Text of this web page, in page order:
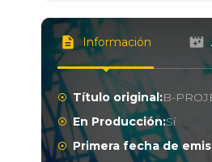
Información
Título original:B-
En Producción:Sí
Primera fecha de